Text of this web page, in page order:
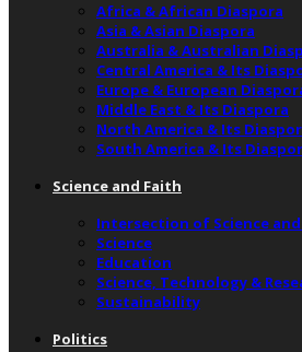
Africa & African Diaspora
Asia & Asian Diaspora
Australia & Australian
Central America & Its
Europe & European
Middle East & Its Diaspora
North America & Its
South America & Its
Science and Faith
Intersection of Science
Science
Education
Science, Technology &
Sustainability
Politics